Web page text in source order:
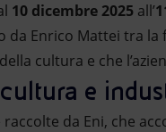
10 dicembre 2025 all’
da Enrico Mattei tra
cultura e che
e
da Eni, che